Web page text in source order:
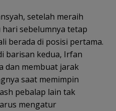
setelah meraih
sebelumnya tetap
berada di posisi pertama.
barisan kedua, Irfan
dan membuat jarak
saat memimpin
pebalap lain tak
mengatur